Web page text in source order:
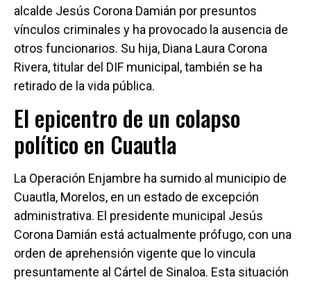
alcalde Jesús Corona Damián por presuntos
vínculos criminales y ha provocado la ausencia de
otros funcionarios. Su hija, Diana Laura Corona
Rivera, titular del DIF municipal, también se ha
retirado de la vida pública.
El epicentro de un colapso
político en Cuautla
La Operación Enjambre ha sumido al municipio de
Cuautla, Morelos, en un estado de excepción
administrativa. El presidente municipal Jesús
Corona Damián está actualmente prófugo, con una
orden de aprehensión vigente que lo vincula
presuntamente al Cártel de Sinaloa. Esta situación